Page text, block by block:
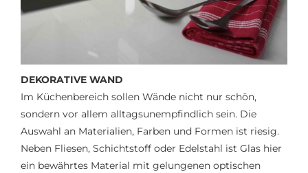
DEKORATIVE WAND
Im Küchenbereich sollen Wände nicht nur schön,
sondern vor allem alltagsunempfindlich sein. Die
Auswahl an Materialien, Farben und Formen ist riesig.
Neben Fliesen, Schichtstoff oder Edelstahl ist Glas hier
ein bewährtes Material mit gelungenen optischen